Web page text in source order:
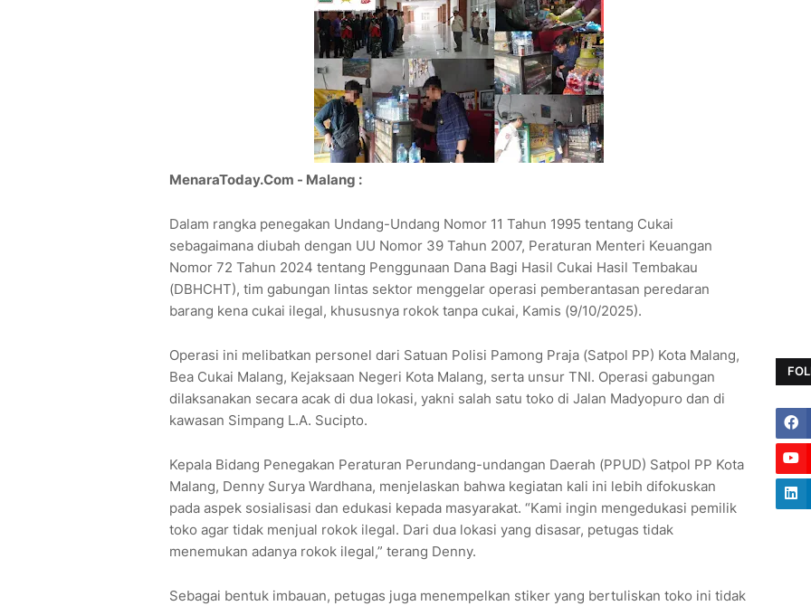
MenaraToday.Com - Malang :
Dalam rangka penegakan Undang-Undang Nomor 11 Tahun 1995 tentang Cukai
sebagaimana diubah dengan UU Nomor 39 Tahun 2007, Peraturan Menteri Keuangan
Nomor 72 Tahun 2024 tentang Penggunaan Dana Bagi Hasil Cukai Hasil Tembakau
(DBHCHT), tim gabungan lintas sektor menggelar operasi pemberantasan peredaran
barang kena cukai ilegal, khususnya rokok tanpa cukai, Kamis (9/10/2025).
Operasi ini melibatkan personel dari Satuan Polisi Pamong Praja (Satpol PP) Kota Malang,
Bea Cukai Malang, Kejaksaan Negeri Kota Malang, serta unsur TNI. Operasi gabungan
dilaksanakan secara acak di dua lokasi, yakni salah satu toko di Jalan Madyopuro dan di
kawasan Simpang L.A. Sucipto.
Kepala Bidang Penegakan Peraturan Perundang-undangan Daerah (PPUD) Satpol PP Kota
Malang, Denny Surya Wardhana, menjelaskan bahwa kegiatan kali ini lebih difokuskan
pada aspek sosialisasi dan edukasi kepada masyarakat. “Kami ingin mengedukasi pemilik
toko agar tidak menjual rokok ilegal. Dari dua lokasi yang disasar, petugas tidak
menemukan adanya rokok ilegal,” terang Denny.
Sebagai bentuk imbauan, petugas juga menempelkan stiker yang bertuliskan toko ini tidak